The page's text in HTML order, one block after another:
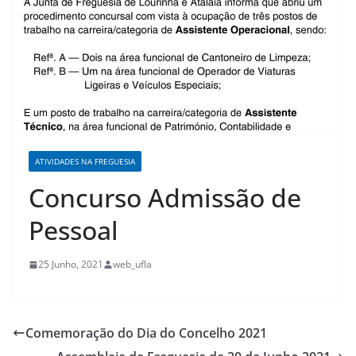
ATIVIDADES NA FREGUESIA
Concurso Admissão de
Pessoal
25 Junho, 2021 web_ufla
Comemoração do Dia do Concelho 2021